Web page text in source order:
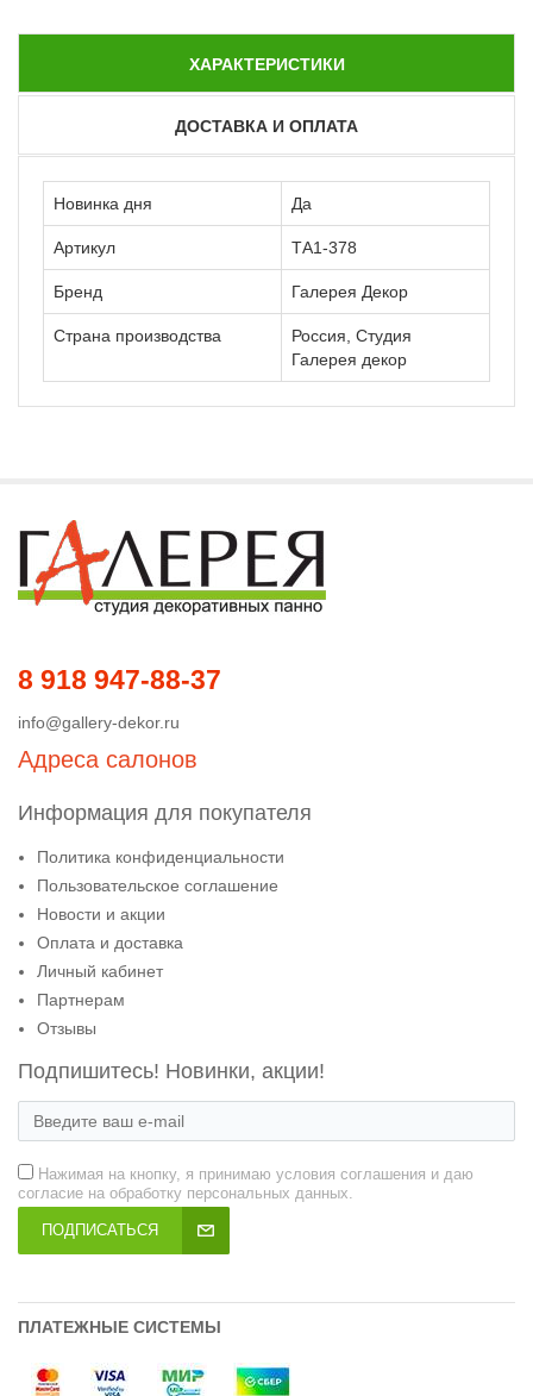
ХАРАКТЕРИСТИКИ
ДОСТАВКА И ОПЛАТА
Новинка дня Да
Артикул ТА1-378
Бренд Галерея Декор
Страна производства
Россия, Студия
Галерея декор
8 918 947-88-37
info@gallery-dekor.ru
Адреса салонов
Информация для покупателя
Политика конфиденциальности
Пользовательское соглашение
Новости и акции
Оплата и доставка
Личный кабинет
Партнерам
Отзывы
Подпишитесь! Новинки, акции!
Нажимая на кнопку, я принимаю условия соглашения и даю
согласие на обработку персональных данных.
ПОДПИСАТЬСЯ
ПЛАТЕЖНЫЕ СИСТЕМЫ